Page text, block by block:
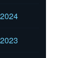
2024
2023